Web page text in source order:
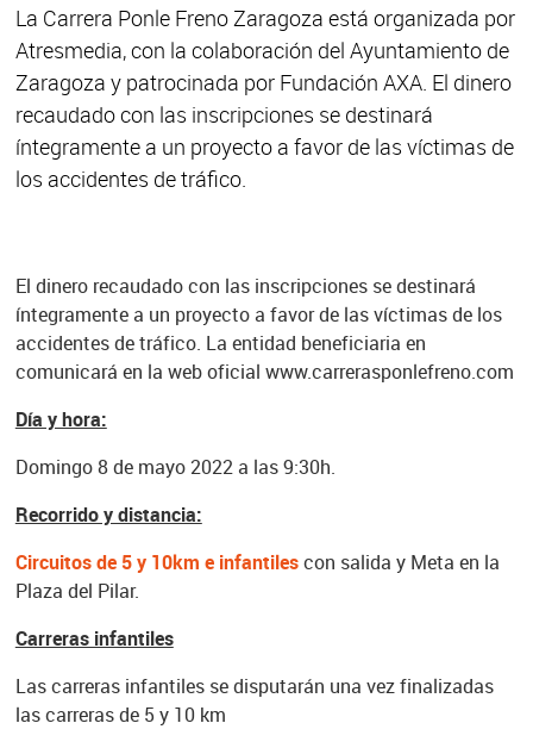
La Carrera Ponle Freno Zaragoza está organizada por
Atresmedia, con la colaboración del Ayuntamiento de
Zaragoza y patrocinada por Fundación AXA. El dinero
recaudado con las inscripciones se destinará
íntegramente a un proyecto a favor de las víctimas de
los accidentes de tráfico.
El dinero recaudado con las inscripciones se destinará
íntegramente a un proyecto a favor de las víctimas de los
accidentes de tráfico. La entidad beneficiaria en
comunicará en la web oficial www.carrerasponlefreno.com
Día y hora:
Domingo 8 de mayo 2022 a las 9:30h.
Recorrido y distancia:
Circuitos de 5 y 10km e infantilescon salida y Meta en la
Plaza del Pilar.
Carreras infantiles
Las carreras infantiles se disputarán una vez finalizadas
las carreras de 5 y 10 km